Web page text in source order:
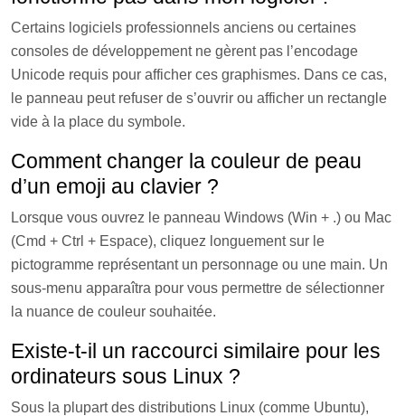
Certains logiciels professionnels anciens ou certaines
consoles de développement ne gèrent pas l’encodage
Unicode requis pour afficher ces graphismes. Dans ce cas,
le panneau peut refuser de s’ouvrir ou afficher un rectangle
vide à la place du symbole.
Comment changer la couleur de peau
d’un emoji au clavier ?
Lorsque vous ouvrez le panneau Windows (Win + .) ou Mac
(Cmd + Ctrl + Espace), cliquez longuement sur le
pictogramme représentant un personnage ou une main. Un
sous-menu apparaîtra pour vous permettre de sélectionner
la nuance de couleur souhaitée.
Existe-t-il un raccourci similaire pour les
ordinateurs sous Linux ?
Sous la plupart des distributions Linux (comme Ubuntu),